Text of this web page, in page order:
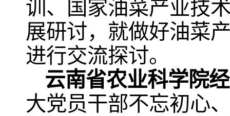
训、国家油菜产业技
展研讨，就做好油菜
进行交流探讨。
云南省农业科学院
大党员干部不忘初心